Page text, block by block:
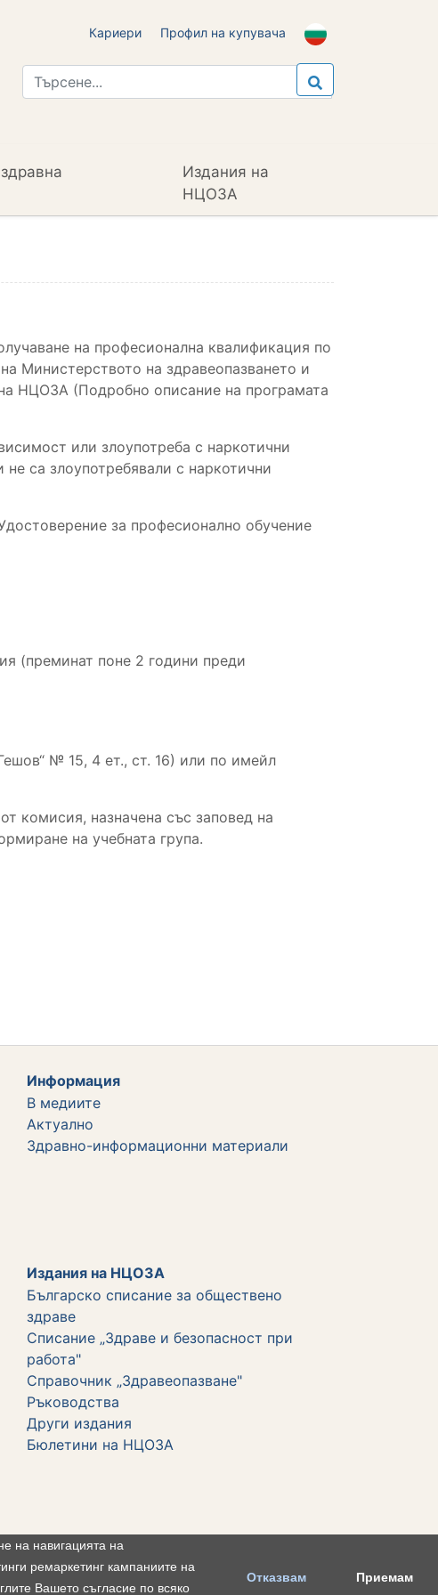
на навигацията на
ремаркетинг кампаниите на
Вашето съгласие по всяко
Отказвам Приемам
Кариери Профил на купувача
Издания на
НЦОЗА
на професионална квалификация по
Министерството на здравеопазването и
НЦОЗА (Подробно описание на програмата
или злоупотреба с наркотични
са злоупотребявали с наркотични
за професионално обучение
(преминат поне 2 години преди
№ 15, 4 ет., ст. 16) или по имейл
комисия, назначена със заповед на
на учебната група.
Информация
В медиите
Актуално
Здравно-информационни материали
Издания на НЦОЗА
Българско списание за обществено
здраве
Списание „Здраве и безопасност при
работа"
Справочник „Здравеопазване"
Ръководства
Други издания
Бюлетини на НЦОЗА
Бисквитки Условия за използване